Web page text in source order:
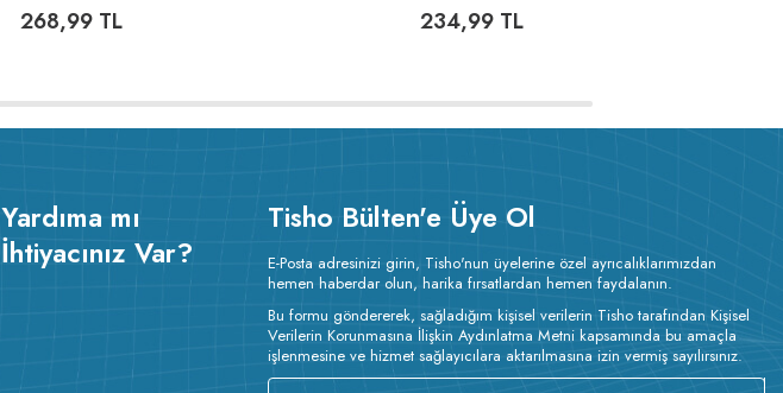
268,99 TL 234,99 TL
Yardıma mı
İhtiyacınız Var?
Tisho Bülten'e Üye Ol
E-Posta adresinizi girin, Tisho'nun üyelerine özel ayrıcalıklarımızdan
hemen haberdar olun, harika fırsatlardan hemen faydalanın.
Bu formu göndererek, sağladığım kişisel verilerin Tisho tarafından Kişisel
Verilerin Korunmasına İlişkin Aydınlatma Metni kapsamında bu amaçla
işlenmesine ve hizmet sağlayıcılara aktarılmasına izin vermiş sayılırsınız.